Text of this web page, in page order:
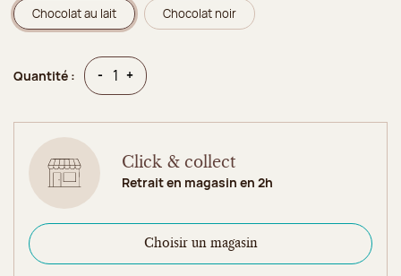
Chocolat au lait Chocolat noir
Quantité : - Quantité
+Quantité
Click & collect
Retrait en magasin en 2h
Choisir un magasin